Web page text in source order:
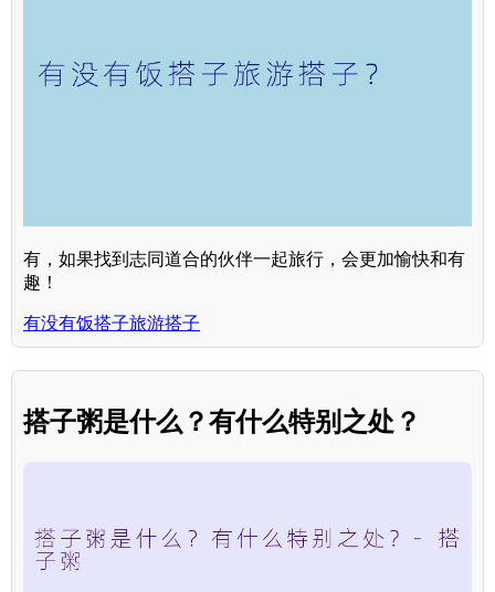
有，如果找到志同道合的伙伴一起旅行，会更加愉快和有
趣！
有没有饭搭子旅游搭子
搭子粥是什么？有什么特别之处？